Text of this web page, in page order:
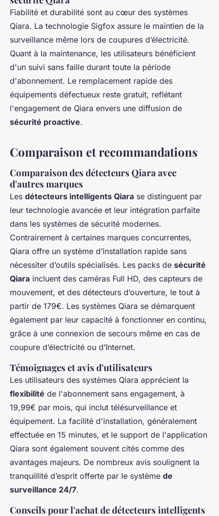
Fiabilité et durabilité sont au cœur des systèmes
Qiara. La technologie Sigfox assure le maintien de la
surveillance même lors de coupures d’électricité.
Quant à la maintenance, les utilisateurs bénéficient
d'un suivi sans faille durant toute la période
d'abonnement. Le remplacement rapide des
équipements défectueux reste gratuit, reflétant
l'engagement de Qiara envers une diffusion de
sécurité proactive.
Comparaison et recommandations
Comparaison des détecteurs Qiara avec
d'autres marques
Les détecteurs intelligents Qiara se distinguent par
leur technologie avancée et leur intégration parfaite
dans les systèmes de sécurité modernes.
Contrairement à certaines marques concurrentes,
Qiara offre un système d’installation rapide sans
nécessiter d’outils spécialisés. Les packs de sécurité
Qiara incluent des caméras Full HD, des capteurs de
mouvement, et des détecteurs d’ouverture, le tout à
partir de 179€. Les systèmes Qiara se démarquent
également par leur capacité à fonctionner en continu,
grâce à une connexion de secours même en cas de
coupure d’électricité ou d’Internet.
Témoignages et avis d'utilisateurs
Les utilisateurs des systèmes Qiara apprécient la
flexibilité de l'abonnement sans engagement, à
19,99€ par mois, qui inclut télésurveillance et
équipement. La facilité d'installation, généralement
effectuée en 15 minutes, et le support de l'application
Qiara sont également souvent cités comme des
avantages majeurs. De nombreux avis soulignent la
tranquillité d’esprit offerte par le système de
surveillance 24/7.
Conseils pour l'achat de détecteurs intelligents